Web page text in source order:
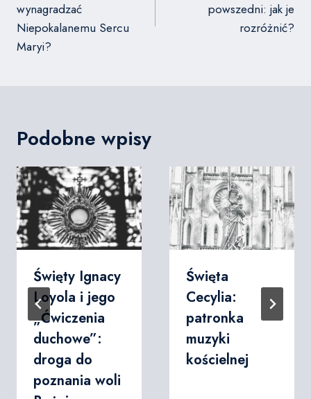
wynagradzać
Niepokalanemu Sercu
Maryi?
powszedni: jak je
rozróżnić?
Podobne wpisy
Święty Ignacy
Loyola i jego
„Ćwiczenia
duchowe”:
droga do
poznania woli
Święta
Cecylia:
patronka
muzyki
kościelnej